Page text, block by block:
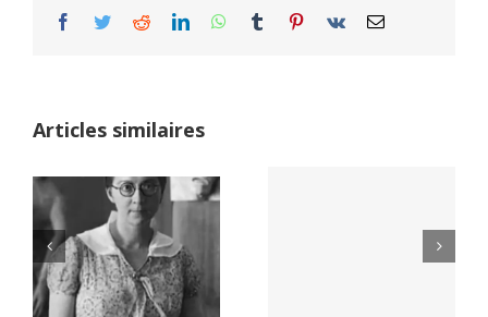
Facebook
TwitterRedditLinkedInWhatsApp
Tumblr Pinterest
Vk Email
Articles similaires
Netflix Field of
Dreams (1989)
Yaïr Golan : une